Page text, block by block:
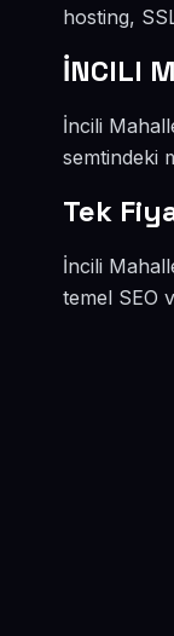
hosting,
İNCILI
İncili
semtindeki
Tek
İncili
temel SEO